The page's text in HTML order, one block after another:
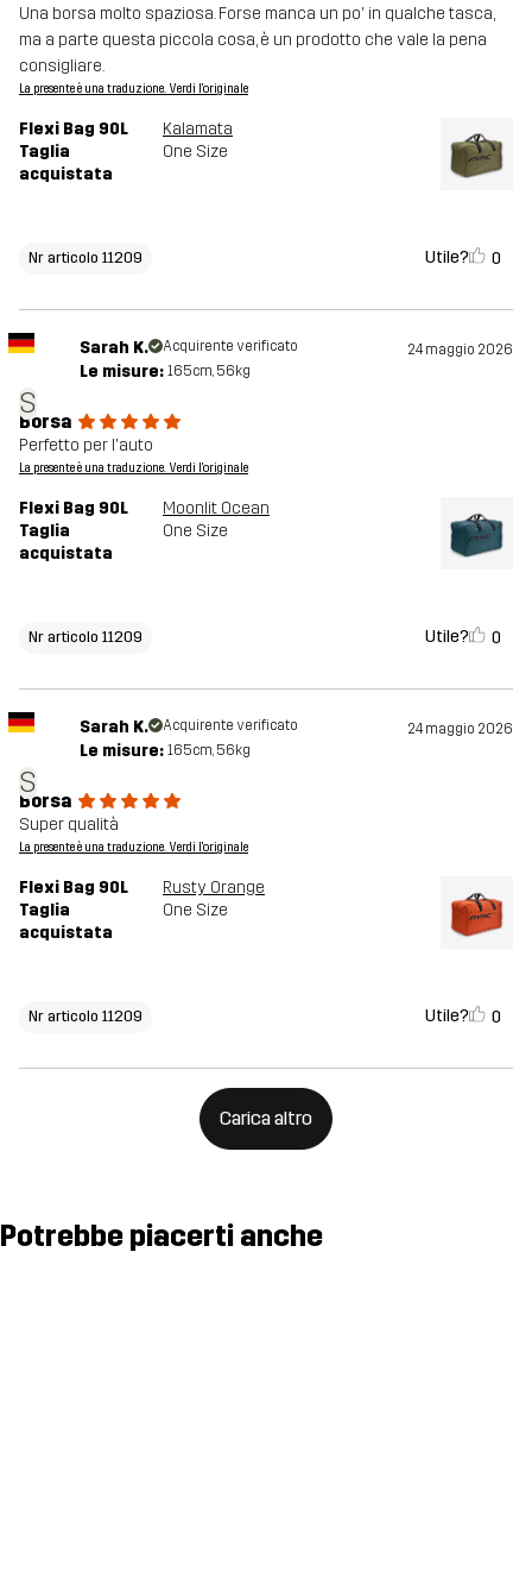
Una borsa molto spaziosa. Forse manca un po' in qualche tasca,
ma a parte questa piccola cosa, è un prodotto che vale la pena
consigliare.
La presente è una traduzione. Verdi l'originale
Flexi Bag 90L
Kalamata
Taglia
acquistata
One Size
Nr articolo 11209 Utile? 0
S
Sarah K. Acquirente verificato 24 maggio 2026
Le misure: 165cm, 56kg
Borsa
Perfetto per l'auto
La presente è una traduzione. Verdi l'originale
Flexi Bag 90L
Moonlit Ocean
Taglia
acquistata
One Size
Nr articolo 11209 Utile? 0
S
Sarah K. Acquirente verificato 24 maggio 2026
Le misure: 165cm, 56kg
Borsa
Super qualità
La presente è una traduzione. Verdi l'originale
Flexi Bag 90L
Rusty Orange
Taglia
acquistata
One Size
Nr articolo 11209 Utile? 0
Carica altro
Potrebbe piacerti anche